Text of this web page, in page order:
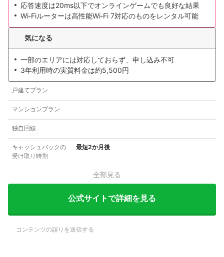
応答速度は20ms以下でオンラインゲームでも良好な結果
Wi‑Fiルーターは高性能Wi‑Fi 7対応のものをレンタル可能
気になる
一部のエリアには対応しておらず、申し込み不可
3年利用時の実質料金は約5,500円
戸建てプラン
マンションプラン
独自回線
キャッシュバックの
受け取り時期
最短2か月後
全部見る
公式サイトで詳細を見る
コンテンツの誤りを送信する